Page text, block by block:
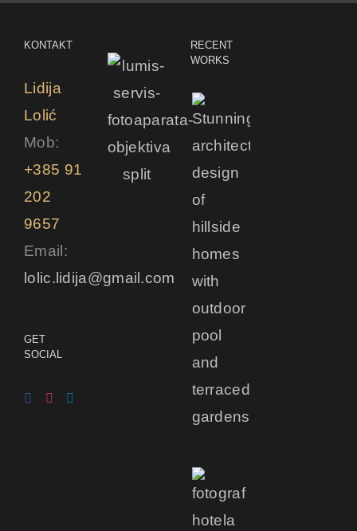
KONTAKT
Lidija
Lolić
Mob:
+385 91
202
9657
Email:
lolic.lidija@gmail.com
GET
SOCIAL
RECENT
WORKS